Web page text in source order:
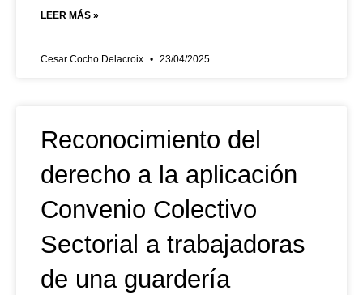
LEER MÁS »
Cesar Cocho Delacroix 23/04/2025
Reconocimiento del
derecho a la aplicación
Convenio Colectivo
Sectorial a trabajadoras
de una guardería